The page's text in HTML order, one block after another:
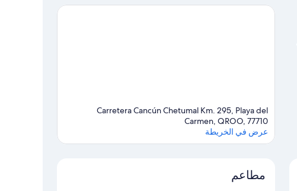
Carretera Cancún Chetumal Km. 295, Playa del
Carmen, QROO, 77710
عرض في الخريطة
مطاعم